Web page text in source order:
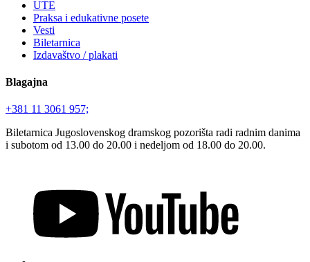
UTE
Praksa i edukativne posete
Vesti
Biletarnica
Izdavaštvo / plakati
Blagajna
+381 11 3061 957;
Biletarnica Jugoslovenskog dramskog pozorišta radi radnim danima
i subotom od 13.00 do 20.00 i nedeljom od 18.00 do 20.00.